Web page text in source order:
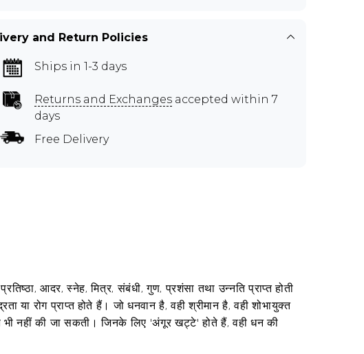
and Return Policies
Ships in 1-3 days
Returns and Exchanges accepted within 7
days
Free Delivery
आदर, स्नेह, मित्र, संबंधी, गुण, प्रशंसा तथा उन्नति प्राप्त होती
या रोग प्राप्त होते हैं। जो धनवान है, वही श्रीमान है, वही शोभायुक्त
नहीं की जा सकती। जिनके लिए 'अंगूर खट्टे' होते हैं, वही धन की